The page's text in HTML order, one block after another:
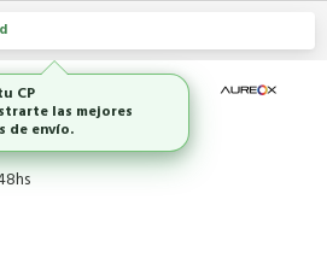
CP
las mejores
de envío.